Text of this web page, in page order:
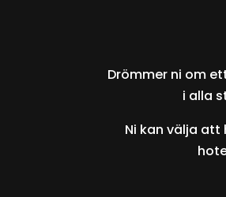
Drömmer ni om
i alla
Ni kan välja att